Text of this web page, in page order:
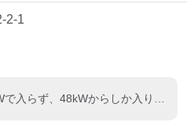
2-1